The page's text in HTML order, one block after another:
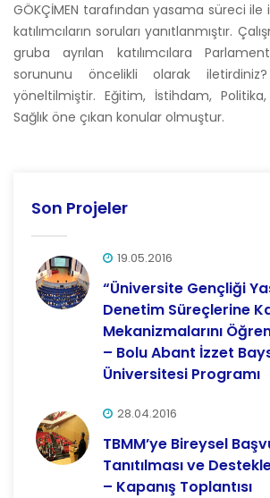
GÖKÇİMEN tarafından yasama süreci ile
katılımcıların soruları yanıtlanmıştır.
gruba ayrılan katılımcılara
sorununu öncelikli olarak
yöneltilmiştir. Eğitim, İstihdam, Politika,
Sağlık öne çıkan konular olmuştur.
Son Projeler
19.05.2016
“Üniversite Gençliği
Denetim Süreçlerine
Mekanizmalarını
– Bolu Abant İzzet
Üniversitesi Programı
28.04.2016
TBMM’ye Bireysel
Tanıtılması ve
– Kapanış Toplantısı